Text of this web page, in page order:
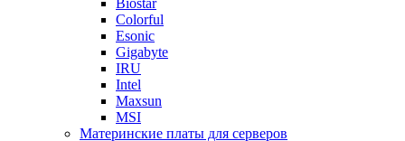
Biostar
Colorful
Esonic
Gigabyte
IRU
Intel
Maxsun
MSI
Материнские платы для серверов